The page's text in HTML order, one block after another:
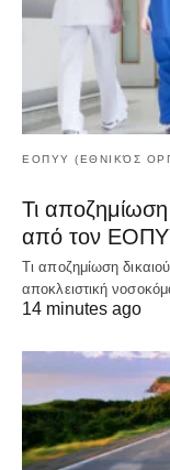
ΕΟΠΥΥ (ΕΘΝΙΚΌΣ
Τι αποζημίωση
από τον
Τι αποζημίωση
αποκλειστική
14 minutes ago